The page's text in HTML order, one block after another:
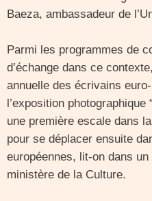
Baeza, ambassadeur de
Parmi les programmes de
d’échange dans ce
annuelle des écrivains
l’exposition photographique
une première escale dans
pour se déplacer ensuite
européennes, lit-on dans
ministère de la Culture.